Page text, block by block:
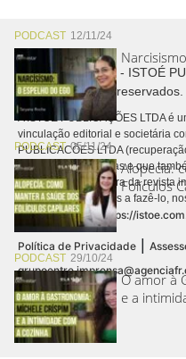
PODCAST 12/11/24
PODCAST05/11/24
Alopecia:
Folículos
PODCAST 29/10/24
O amor à
e a
Copyright © 2026 - ISTOÉ
Todos os direitos reservados.
A ISTOÉ PUBLICAÇÕES LTDA é
vinculação editorial e societária
PUBLICACÕES LTDA
realizamos cobranças e que
contrato de assinatura da revista
autorizamos terceiros a fazê-lo,
conteúdo digital “https://
Política de Privacidade |